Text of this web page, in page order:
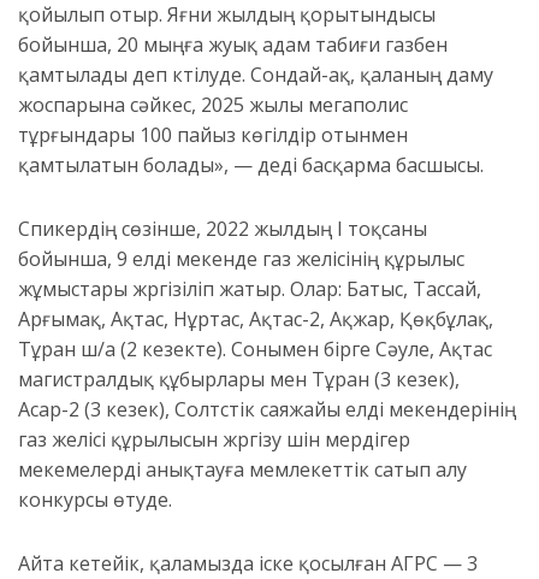
қойылып отыр. Яғни жылдың қорытындысы
бойынша, 20 мыңға жуық адам табиғи газбен
қамтылады деп күтілуде. Сондай-ақ, қаланың даму
жоспарына сәйкес, 2025 жылы мегаполис
тұрғындары 100 пайыз көгілдір отынмен
қамтылатын болады», — деді басқарма басшысы.
Спикердің сөзінше, 2022 жылдың I тоқсаны
бойынша, 9 елді мекенде газ желісінің құрылыс
жұмыстары жүргізіліп жатыр. Олар: Батыс, Тассай,
Арғымақ, Ақтас, Нұртас, Ақтас-2, Ақжар, Қөқбұлақ,
Тұран ш/а (2 кезекте). Сонымен бірге Сәуле, Ақтас
магистралдық құбырлары мен Тұран (3 кезек),
Асар-2 (3 кезек), Солтүстік саяжайы елді мекендерінің
газ желісі құрылысын жүргізу үшін мердігер
мекемелерді анықтауға мемлекеттік сатып алу
конкурсы өтуде.
Айта кетейік, қаламызда іске қосылған АГРС — 3